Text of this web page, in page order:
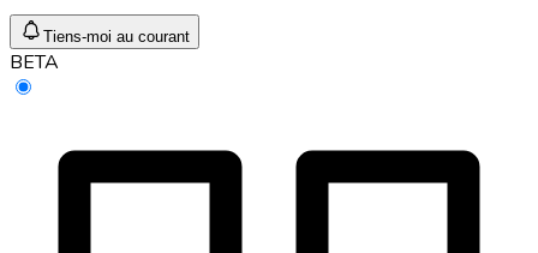
Tiens-moi au courant
BETA